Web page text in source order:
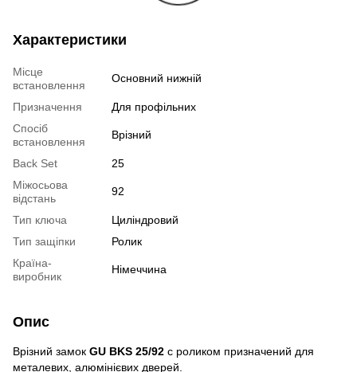
Характеристики
Місце
встановлення
Основний нижній
Призначення
Для профільних
Спосіб
встановлення
Врізний
Back Set
25
Міжосьова
відстань
92
Тип ключа
Циліндровий
Тип защіпки
Ролик
Країна-
виробник
Німеччина
Опис
Врізний замок GU BKS 25/92 с роликом призначений для
металевих, алюмінієвих дверей.